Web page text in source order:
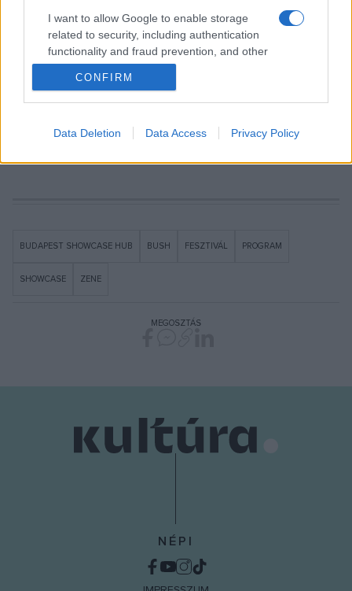
I want to allow Google to enable storage
related to security, including authentication
functionality and fraud prevention, and other
user protection.
CONFIRM
Data Deletion Data Access Privacy Policy
rajongótoborzás, rádiós játszás témakörében is. De lesz
kifejezetten magyar résztvevőknek szóló, az EU-s
pályázatokra való sikeres jelentkezést segítő előadás is.
A részletes program awww.budapestshowcasehub.com
oldalon érhető el. Itt lehet jelentkezni a limitált férőhelyes
BUDAPEST SHOWCASE HUB BUSH FESZTIVÁL PROGRAM
SHOWCASE ZENE
MEGOSZTÁS
NÉPI